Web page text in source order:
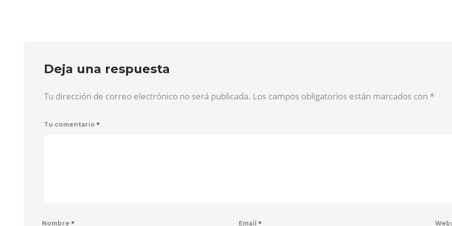
Deja una respuesta
Tu dirección de correo electrónico no será publicada. Los campos obligatorios están marcados con *
Tu comentario *
Nombre * Email *